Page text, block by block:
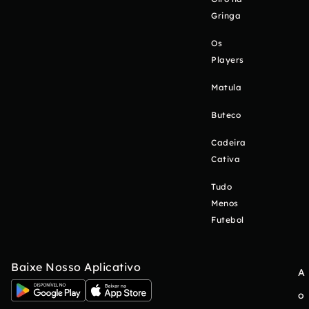
Gringa
Os
Players
Matula
Buteco
Cadeira
Cativa
Tudo
Menos
Futebol
Baixe Nosso Aplicativo
A
o